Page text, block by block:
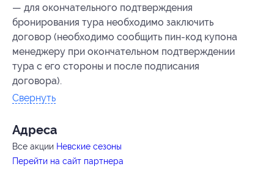
— для окончательного подтверждения
бронирования тура необходимо заключить
договор (необходимо сообщить пин-код купона
менеджеру при окончательном подтверждении
тура с его стороны и после подписания
договора).
Свернуть
Адресa
Все акции Невские сезоны
Перейти на сайт партнера